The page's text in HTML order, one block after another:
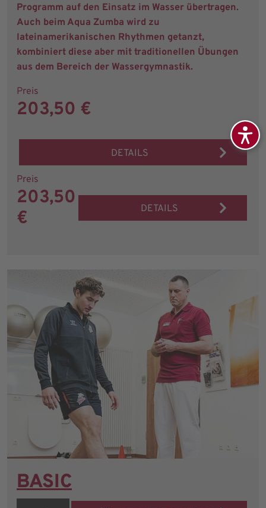
Programm auf den Einsatz im Wasser übertragen.
Auch beim Aqua Zumba wird zu
lateinamerikanischen Rhythmen getanzt,
kombiniert diese aber mit traditionellen Übungen
aus dem Bereich der Wassergymnastik.
Preis
203,50 €
DETAILS
Preis
203,50
€
DETAILS
BASIC